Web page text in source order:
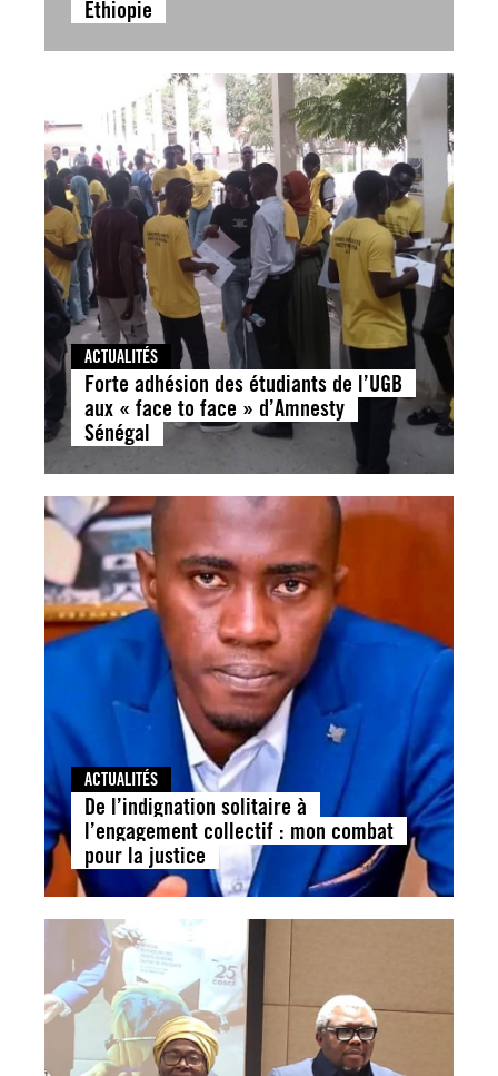
Ethiopie
ACTUALITÉS
Forte adhésion des étudiants de l’UGB
aux « face to face » d’Amnesty
Sénégal
ACTUALITÉS
De l’indignation solitaire à
l’engagement collectif : mon combat
pour la justice